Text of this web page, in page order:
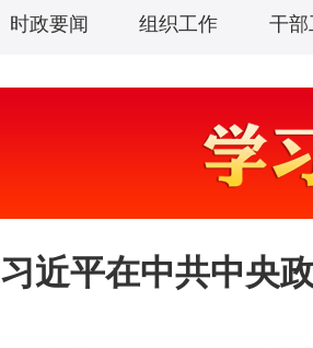
时政要闻 组织工作 干部
习近平在中共中央